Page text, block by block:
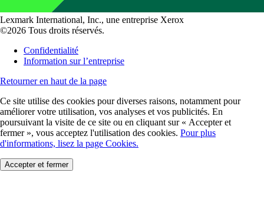
Lexmark International, Inc., une entreprise Xerox
©2026 Tous droits réservés.
Confidentialité
Information sur l’entreprise
Retourner en haut de la page
Ce site utilise des cookies pour diverses raisons, notamment pour
améliorer votre utilisation, vos analyses et vos publicités. En
poursuivant la visite de ce site ou en cliquant sur « Accepter et
fermer », vous acceptez l'utilisation des cookies. Pour plus
d'informations, lisez la page Cookies.
Accepter et fermer